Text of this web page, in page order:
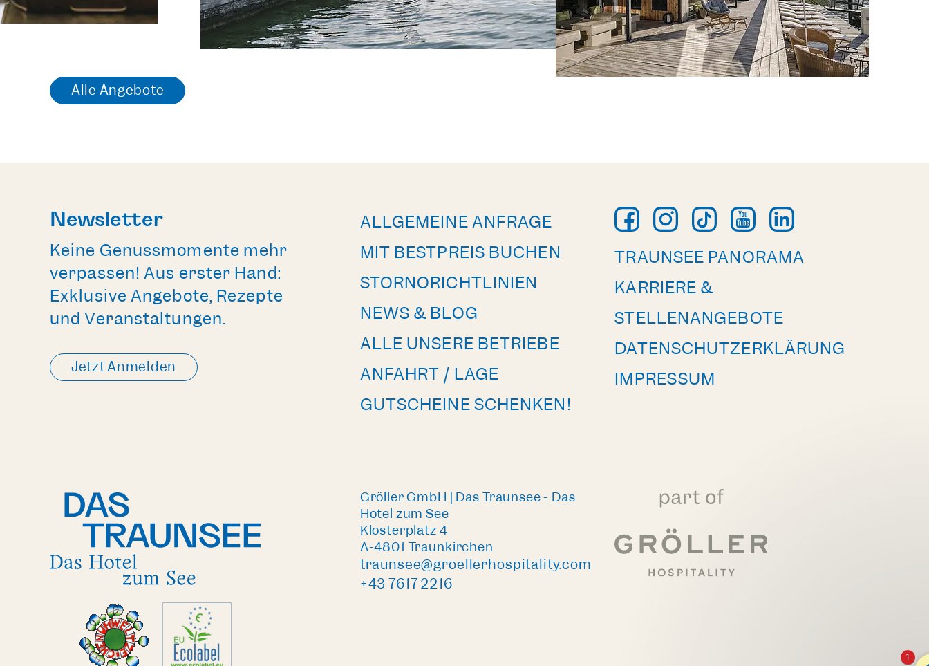
Alle Angebote
Newsletter
Keine Genussmomente mehr
verpassen! Aus erster Hand:
Exklusive Angebote, Rezepte
und Veranstaltungen.
Jetzt Anmelden
ALLGEMEINE ANFRAGE
MIT BESTPREIS BUCHEN
STORNORICHTLINIEN
NEWS & BLOG
ALLE UNSERE BETRIEBE
ANFAHRT / LAGE
GUTSCHEINE SCHENKEN!
TRAUNSEE PANORAMA
KARRIERE &
STELLENANGEBOTE
DATENSCHUTZERKLÄRUNG
IMPRESSUM
Gröller GmbH | Das Traunsee - Das
Hotel zum See
Klosterplatz 4
A-4801 Traunkirchen
traunsee@groellerhospitality.com
+43 7617 2216
1